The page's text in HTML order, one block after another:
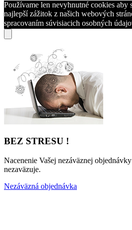
Používame len nevyhnutné cookies aby
najlepší zážitok z našich webových
spracovaním súvisiacich osobných
BEZ STRESU !
Nacenenie Vašej nezáväznej
nezaväzuje.
Nezáväzná objednávka